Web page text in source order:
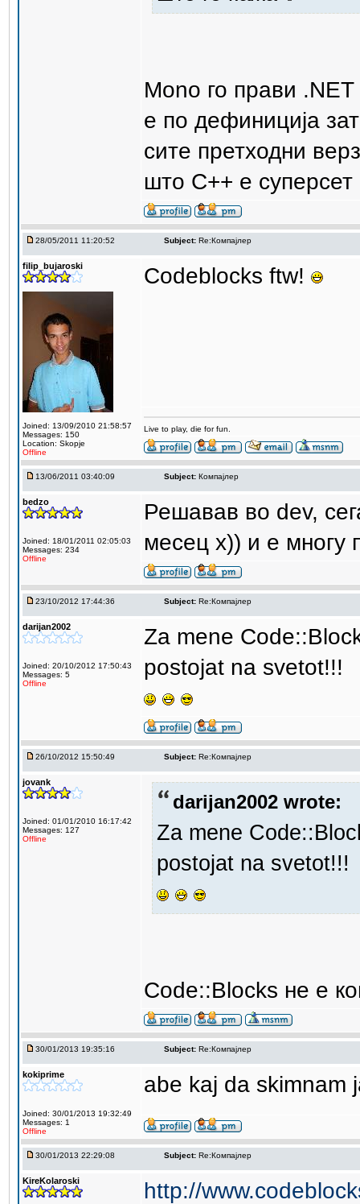
Mono го прави
е по дефиниција
сите претходни
што C++ е суперсет
28/05/2011 11:20:52 Subject: Re:Компајлер
filip_bujaroski
Joined: 13/09/2010 21:58:57
Messages: 150
Location: Skopje
Offline
Codeblocks ftw!
Live to play, die for fun.
13/06/2011 03:40:09 Subject: Компајлер
bedzo
Joined: 18/01/2011 02:05:03
Messages: 234
Offline
Решавав во dev,
месец х)) и е многу
23/10/2012 17:44:36 Subject: Re:Компајлер
darijan2002
Joined: 20/10/2012 17:50:43
Messages: 5
Offline
Za mene
postojat na svetot!!!
26/10/2012 15:50:49 Subject: Re:Компајлер
jovank
Joined: 01/01/2010 16:17:42
Messages: 127
Offline
darijan2002 wrote:
Za mene
postojat na svetot!!!
Code::Blocks не е
30/01/2013 19:35:16 Subject: Re:Компајлер
kokiprime
Joined: 30/01/2013 19:32:49
Messages: 1
Offline
abe kaj da skimnam
30/01/2013 22:29:08 Subject: Re:Компајлер
KireKolaroski http://